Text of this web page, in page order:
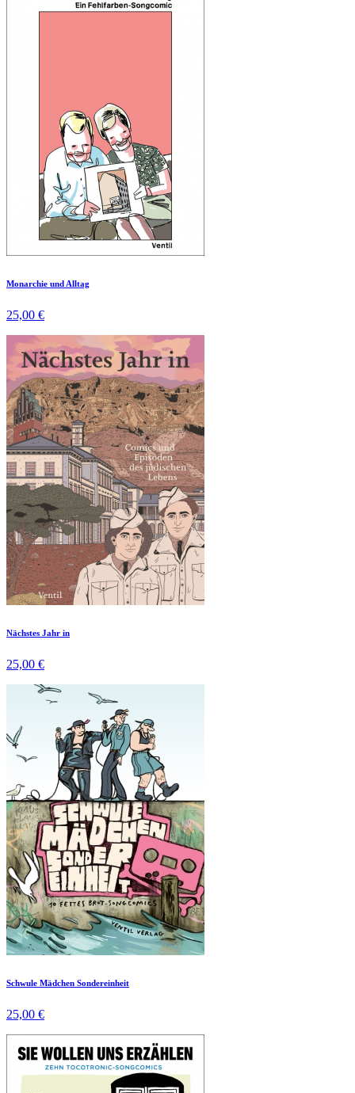
Monarchie und Alltag
25,00 €
Nächstes Jahr in
25,00 €
Schwule Mädchen Sondereinheit
25,00 €